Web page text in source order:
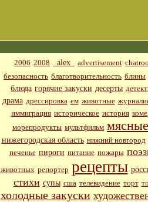
2006 2008 _alex_ advertisement
безопасность благотворительность блины
блюда горячие закуски десерты
драма дрессировка ем животные
иммиграция историческое история
морепродукты мультфильм
нижегородская область нижний новгород
печенье пироги питание пожары
животных репортер рецепты
стихи супы сша телевидение торт
холодные закуски